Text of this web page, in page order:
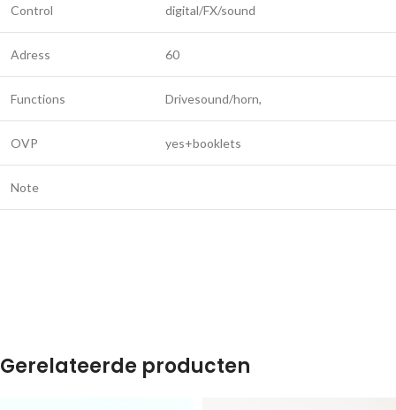
Control digital/FX/sound
Adress 60
Functions Drivesound/horn,
OVP yes+booklets
Note
Gerelateerde producten